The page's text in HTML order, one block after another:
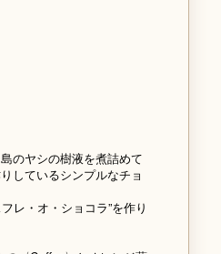
のヤシの樹液を煮詰めて
しているシンプルなチョ
レ・オ・ショコラ”を作り